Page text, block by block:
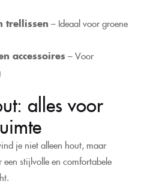
trellissen – Ideaal voor groene
accessoires – Voor
alles voor
je niet alleen hout, maar
stijlvolle en comfortabele